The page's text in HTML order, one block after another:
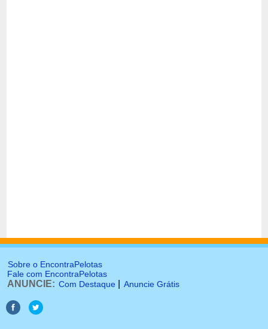
Sobre o EncontraPelotas
Fale com EncontraPelotas
ANUNCIE: Com Destaque Anuncie Grátis